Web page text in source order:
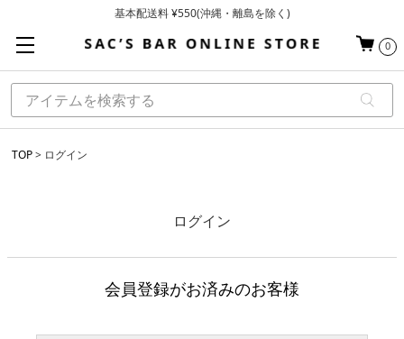
基本配送料 ¥550(沖縄・離島を除く)
お買い上げ合計¥3,980以上で送料無料
0
TOP ログイン
ログイン
会員登録がお済みのお客様